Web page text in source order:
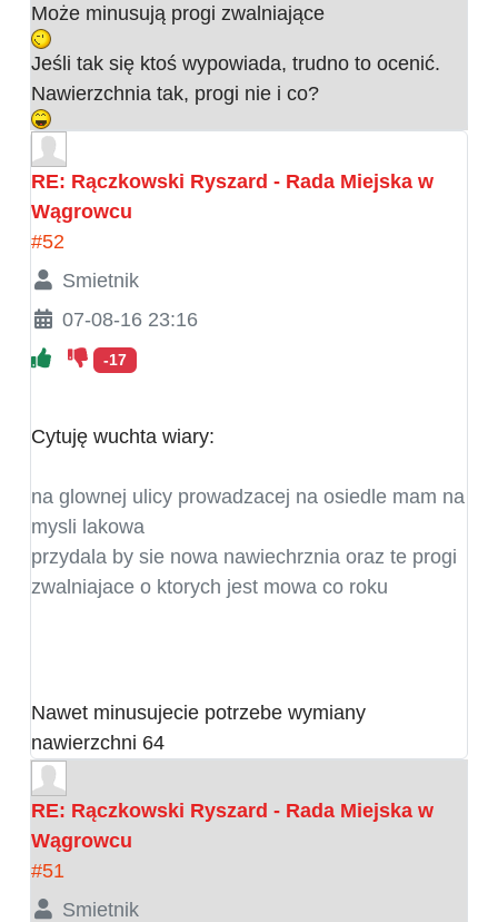
Może minusują progi zwalniające
Jeśli tak się ktoś wypowiada, trudno to ocenić.
Nawierzchnia tak, progi nie i co?
RE: Rączkowski Ryszard - Rada Miejska w
Wągrowcu
#52
Smietnik
07-08-16 23:16
-17
Cytuję wuchta wiary:
na glownej ulicy prowadzacej na osiedle mam na
mysli lakowa
przydala by sie nowa nawiechrznia oraz te progi
zwalniajace o ktorych jest mowa co roku
Nawet minusujecie potrzebe wymiany
nawierzchni 64
RE: Rączkowski Ryszard - Rada Miejska w
Wągrowcu
#51
Smietnik